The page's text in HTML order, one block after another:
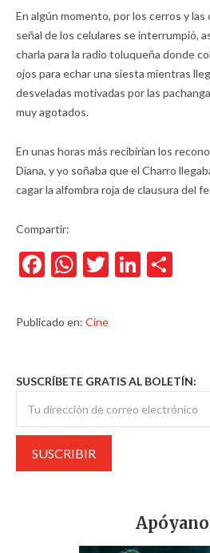
En algún momento, por los cerros y las
señal de los celulares se interrumpió,
charla para la radio toluqueña donde
ojos para echar una siesta mientras
desveladas motivadas por las
muy agotados.
En unas horas más recibirían los
Diana, y yo soñaba que el Charro
cagar la alfombra roja de clausura del
Compartir:
Facebook
WhatsApp
Twitter
Publicado en: Cine
SUSCRÍBETE GRATIS AL BOLETÍN: